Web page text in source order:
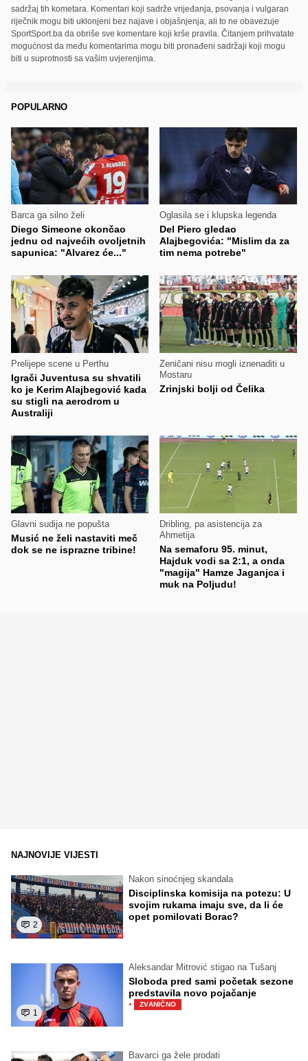
sadržaj tih kometara. Komentari koji sadrže vrijeđanja, psovanja i vulgaran
riječnik mogu biti uklonjeni bez najave i objašnjenja, ali to ne obavezuje
SportSport.ba da obriše sve komentare koji krše pravila. Čitanjem prihvatate
mogućnost da među komentarima mogu biti pronađeni sadržaji koji mogu
biti u suprotnosti sa vašim uvjerenjima.
POPULARNO
Barca ga silno želi
Diego Simeone okončao
jednu od najvećih ovoljetnih
sapunica: "Alvarez će..."
Oglasila se i klupska legenda
Del Piero gledao
Alajbegovića: "Mislim da za
tim nema potrebe"
Prelijepe scene u Perthu
Igrači Juventusa su shvatili
ko je Kerim Alajbegović kada
su stigli na aerodrom u
Australiji
Zeničani nisu mogli iznenaditi u
Mostaru
Zrinjski bolji od Čelika
Glavni sudija ne popušta
Musić ne želi nastaviti meč
dok se ne isprazne tribine!
Dribling, pa asistencija za
Ahmetija
Na semaforu 95. minut,
Hajduk vodi sa 2:1, a onda
"magija" Hamze Jaganjca i
muk na Poljudu!
NAJNOVIJE VIJESTI
2
Nakon sinoćnjeg skandala
Disciplinska komisija na potezu: U
svojim rukama imaju sve, da li će
opet pomilovati Borac?
1
Aleksandar Mitrović stigao na Tušanj
Sloboda pred sami početak sezone
predstavila novo pojačanje
· ZVANIČNO
Bavarci ga žele prodati